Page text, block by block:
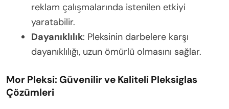
reklam çalışmalarında istenilen etkiyi
yaratabilir.
Dayanıklılık: Pleksinin darbelere karşı
dayanıklılığı, uzun ömürlü olmasını sağlar.
Mor Pleksi: Güvenilir ve Kaliteli Pleksiglas
Çözümleri